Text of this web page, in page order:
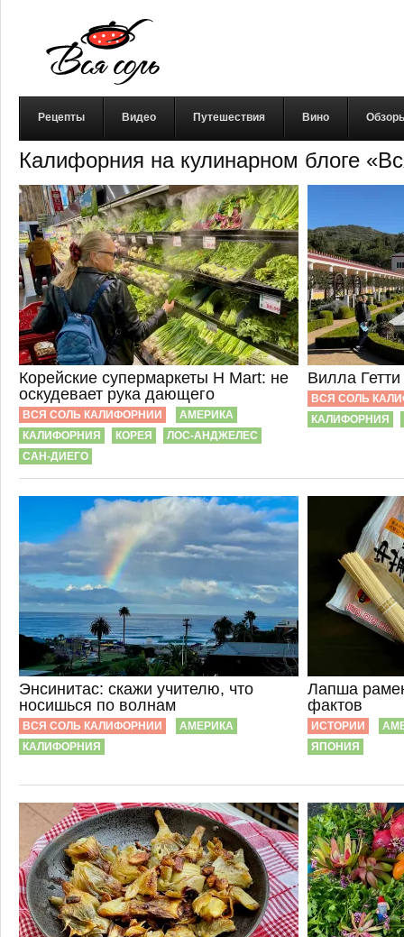
Рецепты Видео Путешествия Вино
Калифорния на кулинарном блоге
Корейские супермаркеты H Mart: не
оскудевает рука дающего
ВСЯ СОЛЬ КАЛИФОРНИИ
АМЕРИКА
КАЛИФОРНИЯ
КОРЕЯ
ЛОС-АНДЖЕЛЕС
САН-ДИЕГО
Вилла Гетти
ВСЯ СОЛЬ
КАЛИФОРНИЯ
Энсинитас: скажи учителю, что
носишься по волнам
ВСЯ СОЛЬ КАЛИФОРНИИ
АМЕРИКА
КАЛИФОРНИЯ
Лапша
фактов
ИСТОРИИ
ЯПОНИЯ